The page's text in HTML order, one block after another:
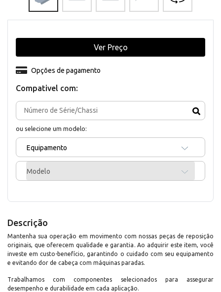
Compativel com:
ou selecione um modelo:
Equipamento
Modelo
Opções de pagamento
Ver Preço
Descrição
Mantenha sua operação em movimento com nossas peças de reposição
originais, que oferecem qualidade e garantia. Ao adquirir este item, você
investe em custo-benefício, garantindo o cuidado com seu equipamento
e evitando dor de cabeça com máquinas paradas.
Trabalhamos com componentes selecionados para assegurar
desempenho e durabilidade em cada aplicação.